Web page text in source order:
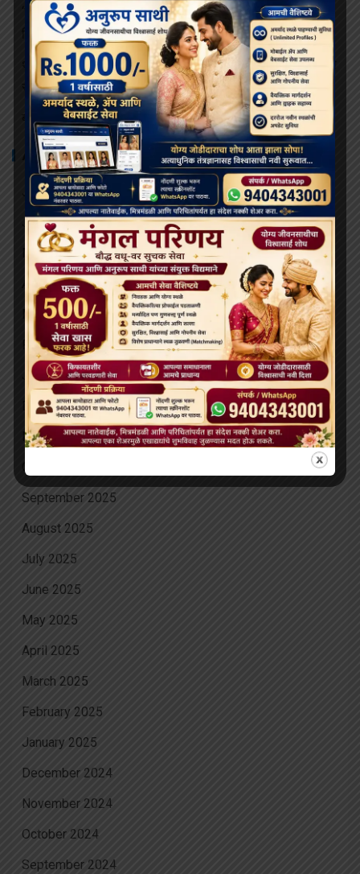
‘विकसित भारत २०४७’ साठी बौद्ध मूल्ये आणि आधुनिक विज्ञान महत्त्वाचे:
हिमाचलचे राज्यपाल
थायलंडच्या अपघातात जखमी झालेल्या भिक्षूंच्या देखभाल त्यांना राजेशाही
संरक्षणाखाली उपचार पुरवले जातील.
बोधिमग्गो महाविहार प्रवेश व्दार चे भूमि पूजन संपन्न
ARCHIVES
July 2026
June 2026
May 2026
April 2026
March 2026
February 2026
January 2026
December 2025
November 2025
September 2025
August 2025
July 2025
June 2025
May 2025
April 2025
March 2025
February 2025
January 2025
December 2024
November 2024
October 2024
September 2024